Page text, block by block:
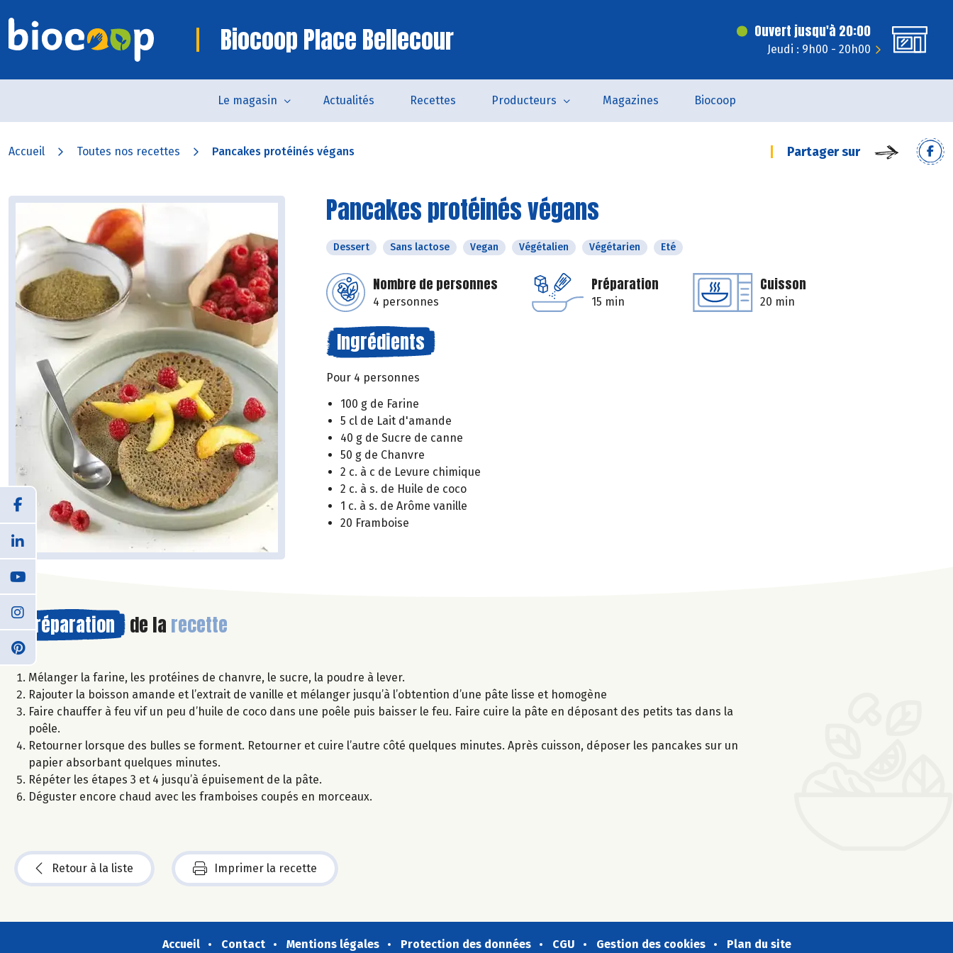
Biocoop Place Bellecour Ouvert jusqu'à 20:00
Jeudi : 9h00 - 20h00
Le magasin Actualités Recettes Producteurs Magazines Biocoop
Accueil Toutes nos recettes Pancakes protéinés végans Partager sur
Pancakes protéinés végans
Dessert Sans lactose Vegan Végétalien Végétarien Eté
Nombre de personnes
4 personnes
Préparation
15 min
Cuisson
20 min
Ingrédients
Pour 4 personnes
100 g de Farine
5 cl de Lait d'amande
40 g de Sucre de canne
50 g de Chanvre
2 c. à c de Levure chimique
2 c. à s. de Huile de coco
1 c. à s. de Arôme vanille
20 Framboise
Préparation de la recette
Mélanger la farine, les protéines de chanvre, le sucre, la poudre à lever.
Rajouter la boisson amande et l’extrait de vanille et mélanger jusqu’à l’obtention d’une pâte lisse et homogène
Faire chauffer à feu vif un peu d’huile de coco dans une poêle puis baisser le feu. Faire cuire la pâte en déposant des petits tas dans la
poêle.
Retourner lorsque des bulles se forment. Retourner et cuire l’autre côté quelques minutes. Après cuisson, déposer les pancakes sur un
papier absorbant quelques minutes.
Répéter les étapes 3 et 4 jusqu’à épuisement de la pâte.
Déguster encore chaud avec les framboises coupés en morceaux.
Retour à la liste Imprimer la recette
Accueil Contact Mentions légales Protection des données CGU Gestion des cookies Plan du site